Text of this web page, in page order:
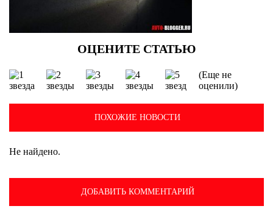
(Еще не
оценили)
ПОХОЖИЕ НОВОСТИ
Не найдено.
ДОБАВИТЬ КОММЕНТАРИЙ